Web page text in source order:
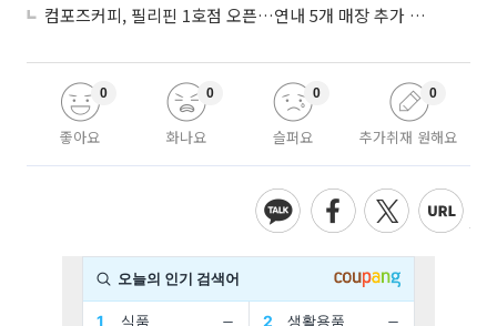
컴포즈커피, 필리핀 1호점 오픈…연내 5개 매장 추가 출점
좋아요
0
화나요
0
슬퍼요
0
추가취재 원해요
0